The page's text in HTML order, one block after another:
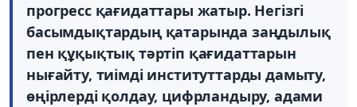
прогресс қағидаттары жатыр. Негізгі
басымдықтардың қатарында заңдылық
пен құқықтық тәртіп қағидаттарын
нығайту, тиімді институттарды дамыту,
өңірлерді қолдау, цифрландыру, адами